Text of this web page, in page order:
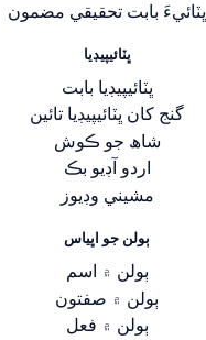
ڀٽائيءَ بابت تحقيقي مضمون
ڀٽائيپيڊيا
ڀٽائيپيڊيا بابت
گنج کان ڀٽائيپيڊيا تائين
شاھ جو ڪوش
اردو آڊيو بڪ
مشيني وڊيوز
ٻولن جو اڀياس
ٻولن ۾ اسم
ٻولن ۾ صفتون
ٻولن ۾ فعل